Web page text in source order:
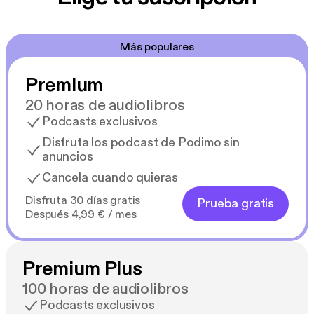
Más populares
Premium
20 horas de audiolibros
Podcasts exclusivos
Disfruta los podcast de Podimo sin
anuncios
Cancela cuando quieras
Disfruta 30 días gratis
Después 4,99 € / mes
Prueba gratis
Premium Plus
100 horas de audiolibros
Podcasts exclusivos